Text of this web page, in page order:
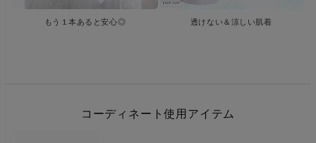
もう１本あると安心◎ 透けない＆涼しい肌着
コーディネート使用アイテム